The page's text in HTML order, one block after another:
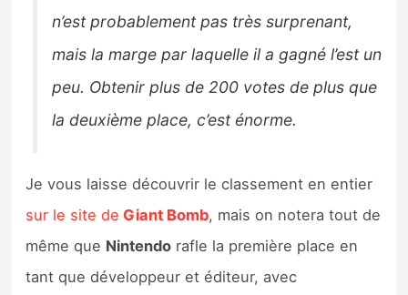
n’est probablement pas très surprenant,
mais la marge par laquelle il a gagné l’est un
peu. Obtenir plus de 200 votes de plus que
la deuxième place, c’est énorme.
Je vous laisse découvrir le classement en entier
sur le site de Giant Bomb, mais on notera tout de
même que Nintendo rafle la première place en
tant que développeur et éditeur, avec